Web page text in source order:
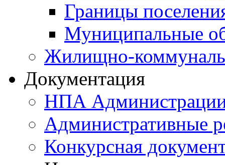
Границы
Муниципальные
Жилищно-
Документация
НПА
Административные
Конкурсная